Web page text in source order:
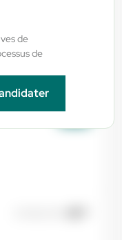
de
de
30/07/2026
F/X